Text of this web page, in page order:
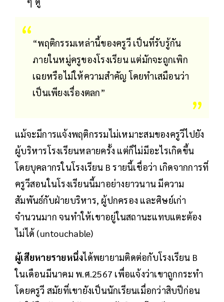
“พฤติกรรมเหล่านี้ของครูวี เป็นที่รับรู้กัน
ภายในหมู่ครูของโรงเรียน แต่มักจะถูกเพิก
เฉยหรือไม่ให้ความสำคัญ โดยทำเสมือนว่า
เป็นเพียงเรื่องตลก”
แม้จะมีการแจ้งพฤติกรรมไม่เหมาะสมของครูวีไปยัง
ผู้บริหารโรงเรียนหลายครั้ง แต่ก็ไม่มีอะไรเกิดขึ้น
โดยบุคลากรในโรงเรียน B รายนี้เชื่อว่า เกิดจากการที่
ครูวีสอนในโรงเรียนนี้มาอย่างยาวนาน มีความ
สัมพันธ์กับฝ่ายบริหาร, ผู้ปกครอง และศิษย์เก่า
จำนวนมาก จนทำให้เขาอยู่ในสถานะแทบแตะต้อง
ไม่ได้ (untouchable)
ผู้เสียหายรายหนึ่งได้พยายามติดต่อกับโรงเรียน B
ในเดือนมีนาคม พ.ศ.2567 เพื่อแจ้งว่าเขาถูกกระทำ
โดยครูวี สมัยที่เขายังเป็นนักเรียนเมื่อกว่าสิบปีก่อน